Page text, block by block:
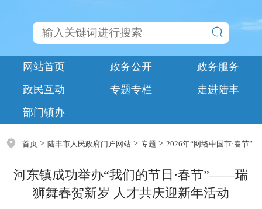
网站首页 政务公开
政务服务
政民互动
专题专栏
走进陆丰
部门镇办
首页> 陆丰市人民政府门户网站> 专题 > 2026年“网络中国节·春节”
河东镇成功举办“我们的节日·春节”——瑞
狮舞春贺新岁 人才共庆迎新年活动